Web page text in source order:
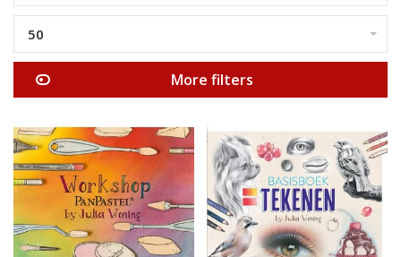
50
More filters